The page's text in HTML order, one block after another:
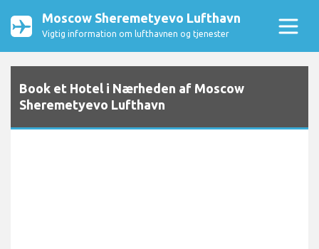
Moscow Sheremetyevo Lufthavn
Vigtig information om lufthavnen og tjenester
Book et Hotel i Nærheden af Moscow
Sheremetyevo Lufthavn